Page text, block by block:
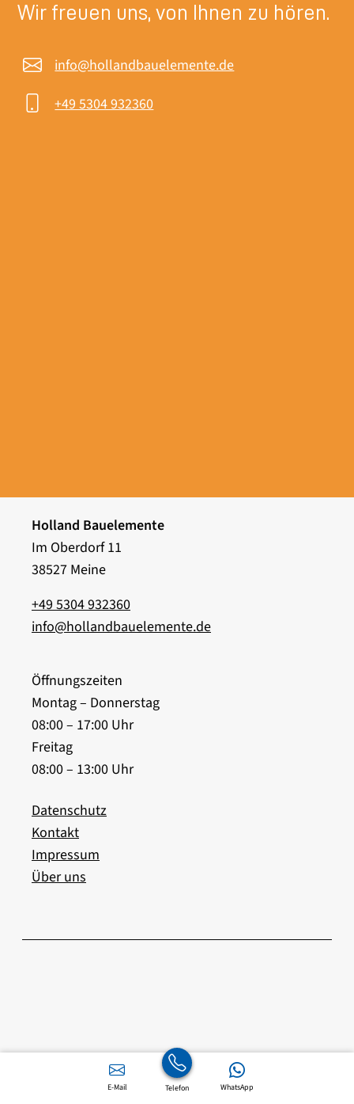
Wir freuen uns, von Ihnen zu hören.
info@hollandbauelemente.de
+49 5304 932360
Holland Bauelemente
Im Oberdorf 11
38527 Meine
+49 5304 932360
info@hollandbauelemente.de
Öffnungszeiten
Montag – Donnerstag
08:00 – 17:00 Uhr
Freitag
08:00 – 13:00 Uhr
Datenschutz
Kontakt
Impressum
Über uns
E-Mail Telefon WhatsApp